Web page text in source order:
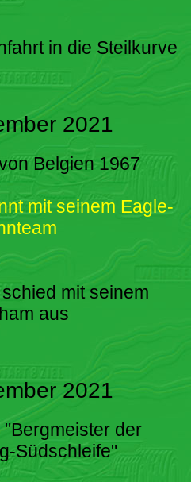
in die Steilkurve
2021
Belgien 1967
mit seinem Eagle-
mit seinem
aus
2021
der
Südschleife"